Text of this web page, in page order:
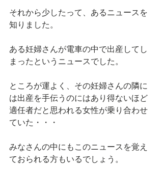
それから少したって、あるニュースを
知りました。
ある妊婦さんが電車の中で出産してし
まったというニュースでした。
ところが運よく、その妊婦さんの隣に
は出産を手伝うのにはあり得ないほど
適任者だと思われる女性が乗り合わせ
ていた・・・
みなさんの中にもこのニュースを覚え
ておられる方もいるでしょう。